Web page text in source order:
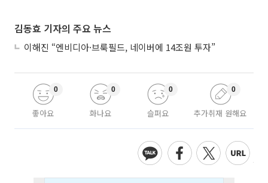
김동효 기자의 주요 뉴스
이해진 “엔비디아·브룩필드, 네이버에 14조원 투자”
좋아요
0
화나요
0
슬퍼요
0
추가취재 원해요
0